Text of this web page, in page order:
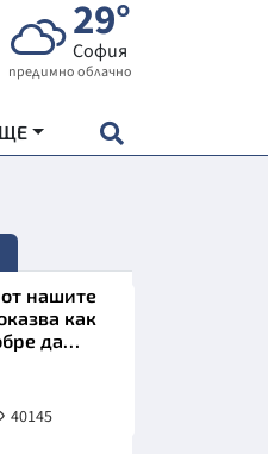
29°
София
предимно облачно
нашите
как
да
40145